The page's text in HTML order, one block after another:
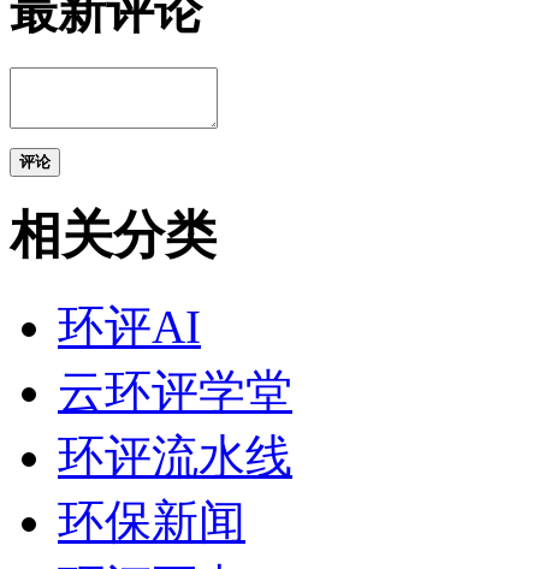
最新评论
评论
相关分类
环评AI
云环评学堂
环评流水线
环保新闻